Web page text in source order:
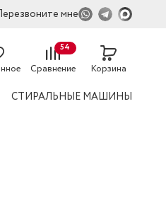
мне
Сравнение
54
Корзина
СТИРАЛЬНЫЕ МАШИНЫ